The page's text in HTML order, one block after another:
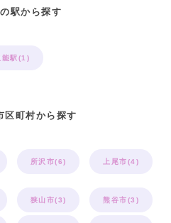
駅から探す
能駅(1)
区町村から探す
所沢市(6) 上尾市(4)
狭山市(3) 熊谷市(3)